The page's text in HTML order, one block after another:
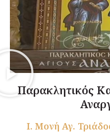
Παρακλητικός
Ι. Μονή Αγ.